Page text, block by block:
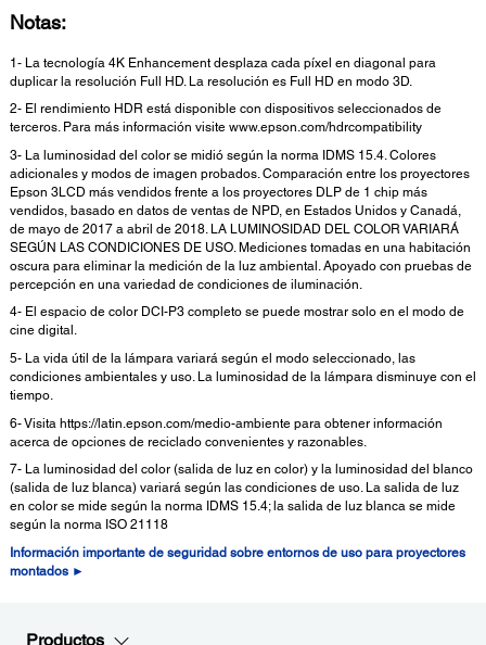
Notas:
1- La tecnología 4K Enhancement desplaza cada píxel en diagonal para
duplicar la resolución Full HD. La resolución es Full HD en modo 3D.
2- El rendimiento HDR está disponible con dispositivos seleccionados de
terceros. Para más información visite www.epson.com/hdrcompatibility
3- La luminosidad del color se midió según la norma IDMS 15.4. Colores
adicionales y modos de imagen probados. Comparación entre los proyectores
Epson 3LCD más vendidos frente a los proyectores DLP de 1 chip más
vendidos, basado en datos de ventas de NPD, en Estados Unidos y Canadá,
de mayo de 2017 a abril de 2018. LA LUMINOSIDAD DEL COLOR VARIARÁ
SEGÚN LAS CONDICIONES DE USO. Mediciones tomadas en una habitación
oscura para eliminar la medición de la luz ambiental. Apoyado con pruebas de
percepción en una variedad de condiciones de iluminación.
4- El espacio de color DCI-P3 completo se puede mostrar solo en el modo de
cine digital.
5- La vida útil de la lámpara variará según el modo seleccionado, las
condiciones ambientales y uso. La luminosidad de la lámpara disminuye con el
tiempo.
6- Visita https://latin.epson.com/medio-ambiente para obtener información
acerca de opciones de reciclado convenientes y razonables.
7- La luminosidad del color (salida de luz en color) y la luminosidad del blanco
(salida de luz blanca) variará según las condiciones de uso. La salida de luz
en color se mide según la norma IDMS 15.4; la salida de luz blanca se mide
según la norma ISO 21118
Información importante de seguridad sobre entornos de uso para proyectores
montados ►
Productos